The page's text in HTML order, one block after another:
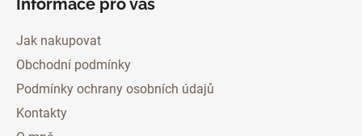
Jak nakupovat
Obchodní podmínky
Podmínky ochrany osobních údajů
Kontakty